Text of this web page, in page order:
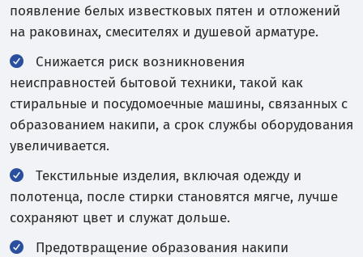
появление белых известковых пятен и отложений
на раковинах, смесителях и душевой арматуре.
Снижается риск возникновения
неисправностей бытовой техники, такой как
стиральные и посудомоечные машины, связанных с
образованием накипи, а срок службы оборудования
увеличивается.
Текстильные изделия, включая одежду и
полотенца, после стирки становятся мягче, лучше
сохраняют цвет и служат дольше.
Предотвращение образования накипи